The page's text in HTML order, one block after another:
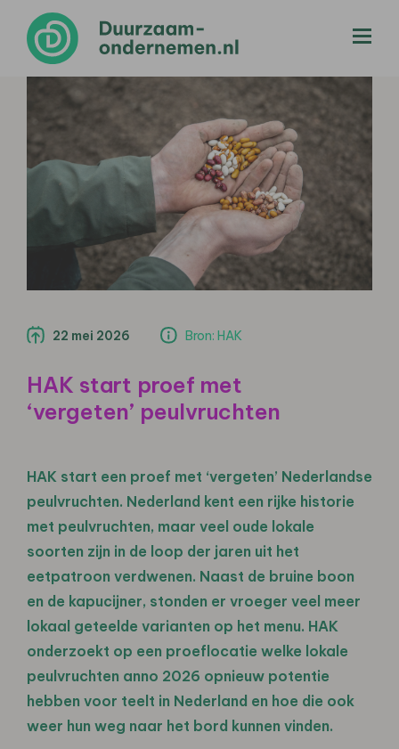
22 mei 2026 Bron: HAK
HAK start proef met
‘vergeten’ peulvruchten
HAK start een proef met ‘vergeten’ Nederlandse
peulvruchten. Nederland kent een rijke historie
met peulvruchten, maar veel oude lokale
soorten zijn in de loop der jaren uit het
eetpatroon verdwenen. Naast de bruine boon
en de kapucijner, stonden er vroeger veel meer
lokaal geteelde varianten op het menu. HAK
onderzoekt op een proeflocatie welke lokale
peulvruchten anno 2026 opnieuw potentie
hebben voor teelt in Nederland en hoe die ook
weer hun weg naar het bord kunnen vinden.